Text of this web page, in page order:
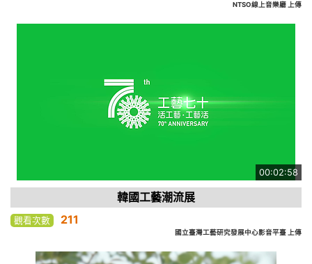
NTSO線上音樂廳 上傳
00:02:58
韓國工藝潮流展
觀看次數 211
國立臺灣工藝研究發展中心影音平臺 上傳